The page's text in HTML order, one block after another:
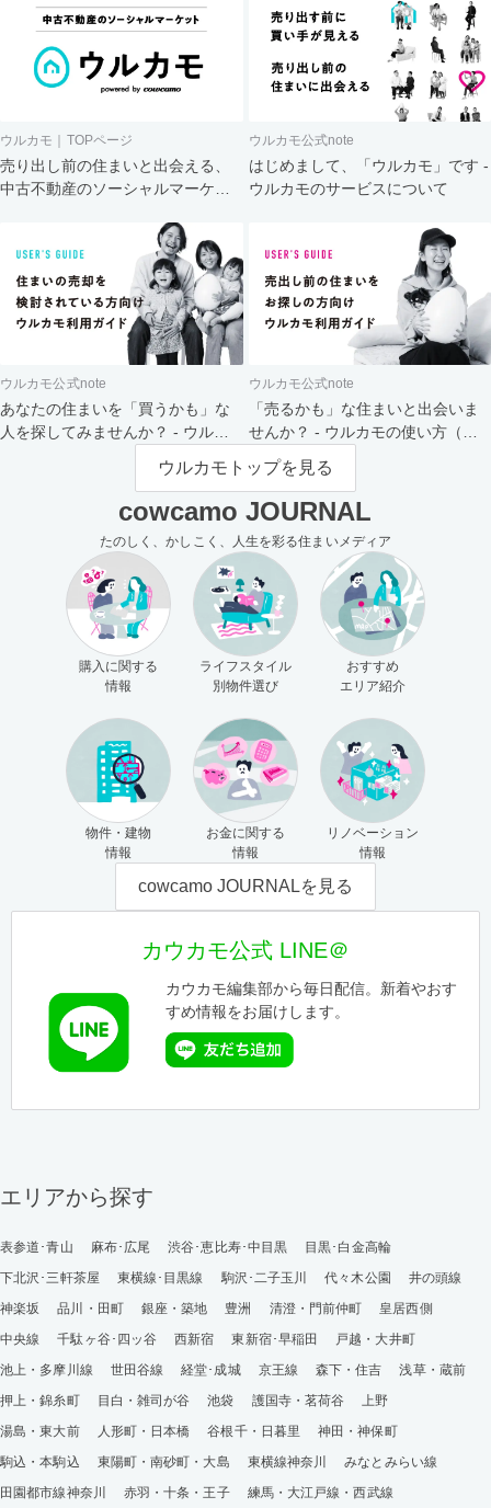
ウルカモ｜TOPページ
売り出し前の住まいと出会える、
中古不動産のソーシャルマーケッ
ウルカモ公式note
はじめまして、「ウルカモ」です -
ウルカモのサービスについて
ウルカモ公式note
あなたの住まいを「買うかも」な
人を探してみませんか？ - ウルカ
ウルカモ公式note
「売るかも」な住まいと出会いま
せんか？ - ウルカモの使い方（買
主さま向け）
ウルカモトップを見る
cowcamo JOURNAL
たのしく、かしこく、人生を彩る住まいメディア
購入に関する
情報
ライフスタイル
別物件選び
おすすめ
エリア紹介
物件・建物
情報
お金に関する
情報
リノベーション
情報
cowcamo JOURNALを見る
カウカモ公式 LINE＠
カウカモ編集部から毎日配信。新着やおす
すめ情報をお届けします。
エリアから探す
表参道･青山 麻布･広尾 渋谷･恵比寿･中目黒
目黒･白金高輪
下北沢･三軒茶屋
東横線･目黒線 駒沢･二子玉川 代々木公園
井の頭線
神楽坂
品川・田町 銀座・築地 豊洲 清澄・門前仲町
皇居西側
中央線
千駄ヶ谷･四ッ谷 西新宿 東新宿･早稲田
戸越・大井町
池上・多摩川線
世田谷線 経堂･成城 京王線 森下・住吉
浅草・蔵前
押上・錦糸町
目白・雑司が谷 池袋 護国寺・茗荷谷
上野
湯島・東大前
人形町・日本橋 谷根千・日暮里
神田・神保町
駒込・本駒込
東陽町・南砂町・大島 東横線神奈川
みなとみらい線
田園都市線神奈川
赤羽・十条・王子
練馬・大江戸線・西武線